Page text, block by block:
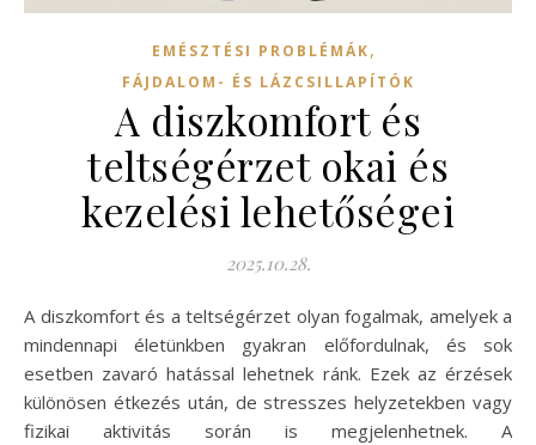
EMÉSZTÉSI PROBLÉMÁK,
FÁJDALOM- ÉS LÁZCSILLAPÍTÓK
A diszkomfort és
teltségérzet okai és
kezelési lehetőségei
2025.10.28.
A diszkomfort és a teltségérzet olyan fogalmak, amelyek a
mindennapi életünkben gyakran előfordulnak, és sok
esetben zavaró hatással lehetnek ránk. Ezek az érzések
különösen étkezés után, de stresszes helyzetekben vagy
fizikai aktivitás során is megjelenhetnek. A